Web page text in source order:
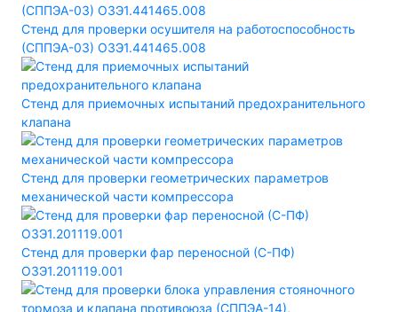
Стенд для проверки осушителя на работоспособность
(СППЭА-03) ОЗЭ1.441465.008
Стенд для приемочных испытаний предохранительного
клапана
Стенд для проверки геометрических параметров
механической части компрессора
Стенд для проверки фар переносной (С-ПФ)
ОЗЭ1.201119.001